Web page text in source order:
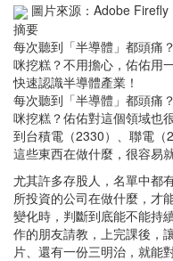
圖片來源：Adobe Firefly
摘要
每次聽到「半導體」都頭痛
咪挖糕？不用擔心，佑佑用
快速認識半導體產業！
每次聽到「半導體」都頭痛
咪挖糕？佑佑對這個領域也
到台積電（2330）、聯電（
這些東西在做什麼，很容易
尤其許多存股人，名單中都
所投資的公司在做什麼，才
變化時，判斷到底能不能持
作的朋友請教，上完課後，
片、還有一份三明治，就能